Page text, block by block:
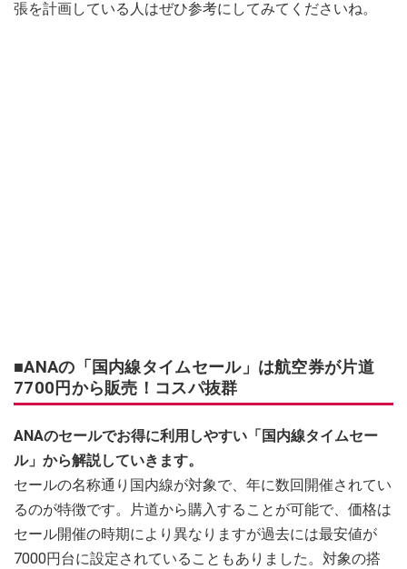
張を計画している人はぜひ参考にしてみてくださいね。
■ANAの「国内線タイムセール」は航空券が片道
7700円から販売！コスパ抜群
ANAのセールでお得に利用しやすい「国内線タイムセー
ル」から解説していきます。
セールの名称通り国内線が対象で、年に数回開催されてい
るのが特徴です。片道から購入することが可能で、価格は
セール開催の時期により異なりますが過去には最安値が
7000円台に設定されていることもありました。対象の搭